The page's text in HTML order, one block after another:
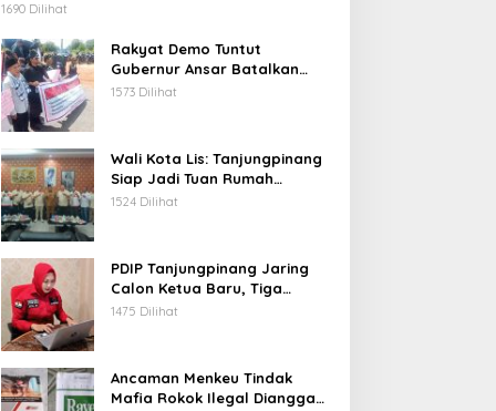
1690 Dilihat
Rakyat Demo Tuntut
Gubernur Ansar Batalkan
Lelang Kawasan Gurindam 12
1573 Dilihat
Wali Kota Lis: Tanjungpinang
Siap Jadi Tuan Rumah
Porprov Kepri VI 2026
1524 Dilihat
PDIP Tanjungpinang Jaring
Calon Ketua Baru, Tiga
Kandidat Jalani Psikotest
1475 Dilihat
Ancaman Menkeu Tindak
Mafia Rokok Ilegal Dianggap